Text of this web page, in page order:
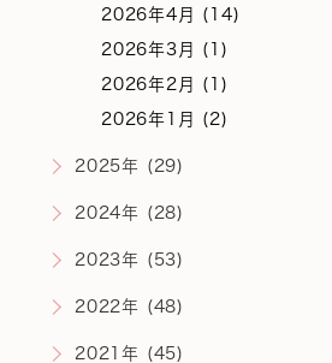
2026年4月 (14)
2026年3月 (1)
2026年2月 (1)
2026年1月 (2)
2025年 (29)
2024年 (28)
2023年 (53)
2022年 (48)
2021年 (45)